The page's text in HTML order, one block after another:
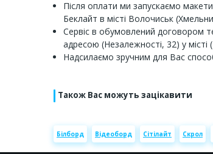
Після оплати ми запускаємо
Беклайт в місті Волочиськ
Сервіс в обумовлений договором
адресою (Незалежності, 32) у
Надсилаємо зручним для Вас
Також Вас можуть зацікавити
Білборд Відеоборд Сітілайт Скрол